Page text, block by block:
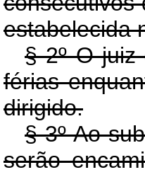
estabelecida
§ 2º O juiz
férias
dirigido.
§ 3º Ao
serão